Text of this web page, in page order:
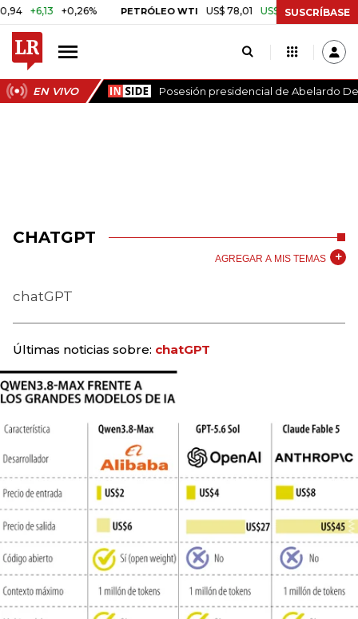
+0,26% PETRÓLEO WTI US$ 78,01 US$ 2,92 +3,89%
SUSCRÍBASE
EN VIVO Posesión presidencial de Abelardo
CHATGPT
AGREGAR A MIS TEMAS
chatGPT
Últimas noticias sobre: chatGPT